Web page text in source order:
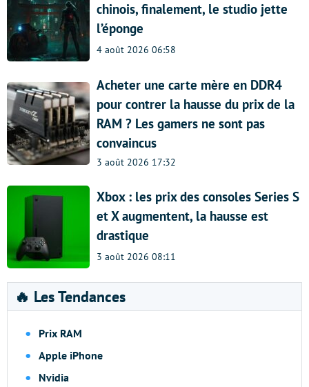
chinois, finalement, le studio jette
l’éponge
4 août 2026 06:58
Acheter une carte mère en DDR4
pour contrer la hausse du prix de la
RAM ? Les gamers ne sont pas
convaincus
3 août 2026 17:32
Xbox : les prix des consoles Series S
et X augmentent, la hausse est
drastique
3 août 2026 08:11
🔥 Les Tendances
Prix RAM
Apple iPhone
Nvidia